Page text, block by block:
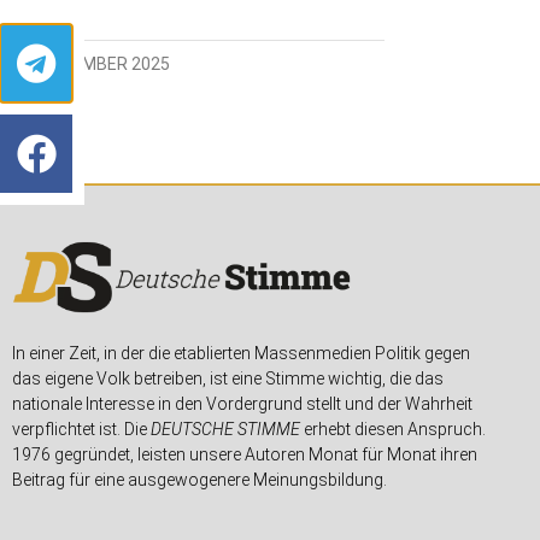
17. NOVEMBER 2025
In einer Zeit, in der die etablierten Massenmedien Politik gegen
das eigene Volk betreiben, ist eine Stimme wichtig, die das
nationale Interesse in den Vordergrund stellt und der Wahrheit
verpflichtet ist. DieDEUTSCHE STIMMEerhebt diesen Anspruch.
1976 gegründet, leisten unsere Autoren Monat für Monat ihren
Beitrag für eine ausgewogenere Meinungsbildung.